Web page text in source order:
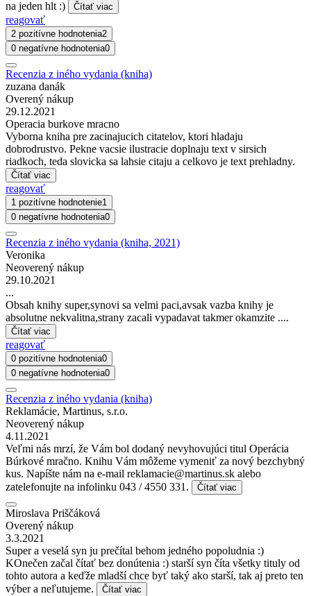
na jeden hlt :)
Čítať viac
reagovať
2 pozitívne hodnotenia2
0 negatívne hodnotenia0
Recenzia z iného vydania (kniha)
zuzana danák
Overený nákup
29.12.2021
Operacia burkove mracno
Vyborna kniha pre zacinajucich citatelov, ktori hladaju
dobrodrustvo. Pekne vacsie ilustracie doplnaju text v sirsich
riadkoch, teda slovicka sa lahsie citaju a celkovo je text prehladny.
Čítať viac
reagovať
1 pozitívne hodnotenie1
0 negatívne hodnotenia0
Recenzia z iného vydania (kniha, 2021)
Veronika
Neoverený nákup
29.10.2021
...
Obsah knihy super,synovi sa velmi paci,avsak vazba knihy je
absolutne nekvalitna,strany zacali vypadavat takmer okamzite ....
Čítať viac
reagovať
0 pozitívne hodnotenia0
0 negatívne hodnotenia0
Recenzia z iného vydania (kniha)
Reklamácie, Martinus, s.r.o.
Neoverený nákup
4.11.2021
Veľmi nás mrzí, že Vám bol dodaný nevyhovujúci titul Operácia
Búrkové mračno. Knihu Vám môžeme vymeniť za nový bezchybný
kus. Napíšte nám na e-mail reklamacie@martinus.sk alebo
zatelefonujte na infolinku 043 / 4550 331.
Čítať viac
Miroslava Priščáková
Overený nákup
3.3.2021
Super a veselá syn ju prečítal behom jedného popoludnia :)
KOnečen začal čítať bez donútenia :) starší syn číta všetky tituly od
tohto autora a keďže mladší chce byť taký ako starší, tak aj preto ten
výber a neľutujeme.
Čítať viac